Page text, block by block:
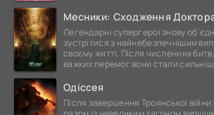
Месники: Сходження
Легендарні супергерої знову
зустрітися з найнебезпечнішим
своєму житті. Після численних
важких перемог вони стали
Одіссея
Після завершення Троянської війни